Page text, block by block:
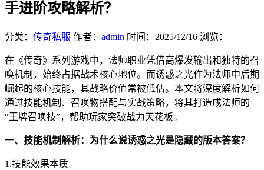
手进阶攻略解析？
分类： 传奇私服 作者： admin 时间： 2025/12/16 浏览：
在《传奇》系列游戏中，法师职业凭借高爆发输出和独特的召
唤机制，始终占据战术核心地位。而诱惑之光作为法师中后期
崛起的核心技能，其战略价值常被低估。本文将深度解析如何
通过技能机制、召唤物搭配与实战策略，将其打造成法师的
“王牌召唤技”，帮助玩家突破战力天花板。
一、技能机制解析：为什么说诱惑之光是隐藏的版本答案？
1.技能效果本质